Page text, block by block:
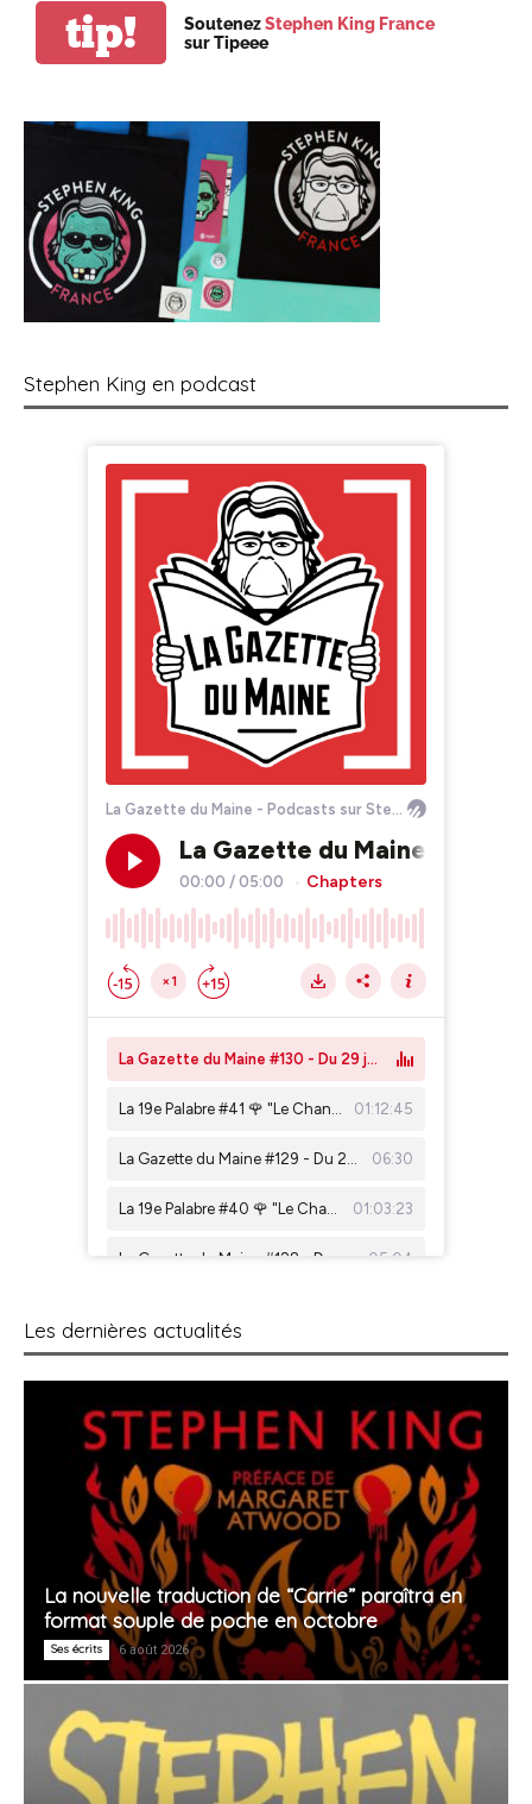
tip! SoutenezStephen King France
sur Tipeee
Stephen King en podcast
Les dernières actualités
La nouvelle traduction de “Carrie” paraîtra en
format souple de poche en octobre
Ses écrits 6 août 2026